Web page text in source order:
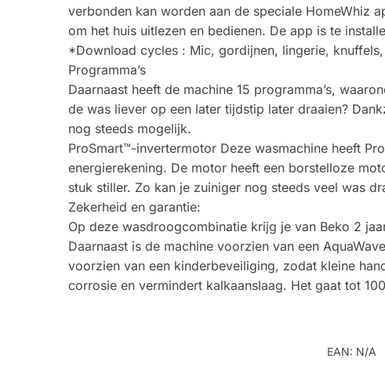
verbonden kan worden aan de speciale HomeWhiz
om het huis uitlezen en bedienen. De app is te
*Download cycles : Mic, gordijnen, lingerie,
Programma’s
Daarnaast heeft de machine 15 programma’s,
de was liever op een later tijdstip later draaien?
nog steeds mogelijk.
ProSmart™-invertermotor Deze wasmachine heeft
energierekening. De motor heeft een borstelloze
stuk stiller. Zo kan je zuiniger nog steeds veel was
Zekerheid en garantie:
Op deze wasdroogcombinatie krijg je van Beko 2
Daarnaast is de machine voorzien van een
voorzien van een kinderbeveiliging, zodat kleine
corrosie en vermindert kalkaanslaag. Het gaat tot
EAN: N/A